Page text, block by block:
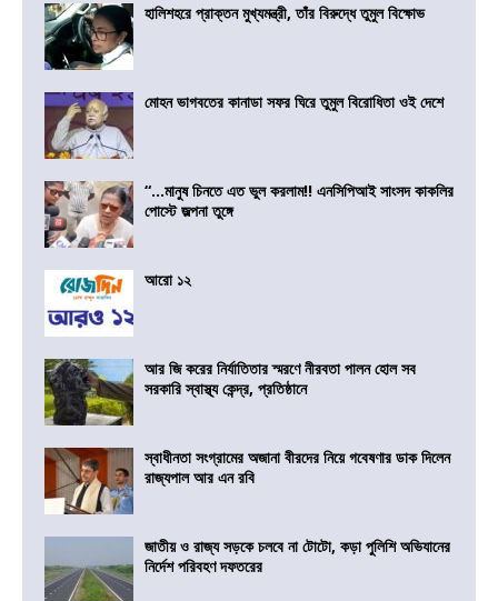
হালিশহরে প্রাক্তন মুখ্যমন্ত্রী, তাঁর বিরুদ্ধে তুমুল বিক্ষোভ
মোহন ভাগবতের কানাডা সফর ঘিরে তুমুল বিরোধিতা ওই দেশে
“…মানুষ চিনতে এত ভুল করলাম!! এনসিপিআই সাংসদ কাকলির
পোস্টে জল্পনা তুঙ্গে
আরো ১২
আর জি করের নির্যাতিতার স্মরণে নীরবতা পালন হোল সব
সরকারি স্বাস্থ্য কেন্দ্র, প্রতিষ্ঠানে
স্বাধীনতা সংগ্রামের অজানা বীরদের নিয়ে গবেষণার ডাক দিলেন
রাজ্যপাল আর এন রবি
জাতীয় ও রাজ্য সড়কে চলবে না টোটো, কড়া পুলিশি অভিযানের
নির্দেশ পরিবহণ দফতরের